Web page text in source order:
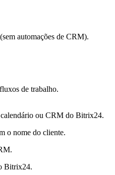
automações de CRM).
de trabalho.
ou CRM do Bitrix24.
o nome do cliente.
Bitrix24.